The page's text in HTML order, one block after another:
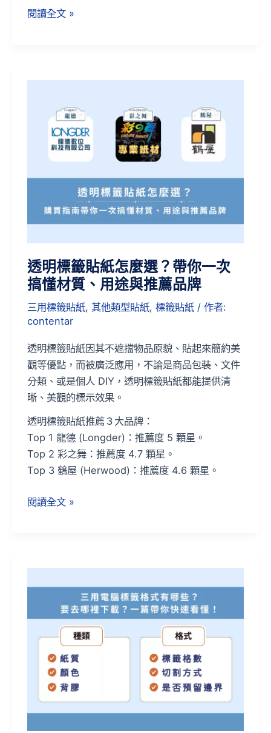
閱讀全文 »
透明標籤貼紙怎麼選？帶你一次
搞懂材質、用途與推薦品牌
三用標籤貼紙, 其他類型貼紙, 標籤貼紙/ 作者:
contentar
透明標籤貼紙因其不遮擋物品原貌、貼起來簡約美
觀等優點，而被廣泛應用，不論是商品包裝、文件
分類、或是個人 DIY，透明標籤貼紙都能提供清
晰、美觀的標示效果。
透明標籤貼紙推薦３大品牌：
Top 1 龍德 (Longder)：推薦度 5 顆星。
Top 2 彩之舞：推薦度 4.7 顆星。
Top 3 鶴屋 (Herwood)：推薦度 4.6 顆星。
選？
一
次
搞
懂
質、
用
途
與
推
薦
品
牌
閱讀全文 »
用